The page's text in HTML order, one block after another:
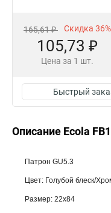
165,61 ₽ Скидка 36%
105,73 ₽
Цена за 1 шт.
Быстрый
Описание Ecola
Патрон GU5.3
Цвет: Голубой блеск/
Размер: 22x84